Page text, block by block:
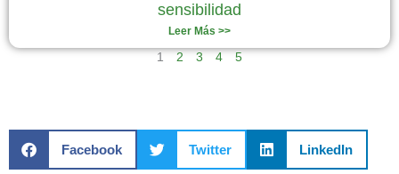
sensibilidad
Leer Más >>
1 2 3 4 5
Facebook Twitter LinkedIn